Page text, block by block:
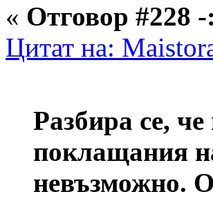
« Отговор #228 -:
Цитат на:
Разбира се, че
поклащания
невъзможно.